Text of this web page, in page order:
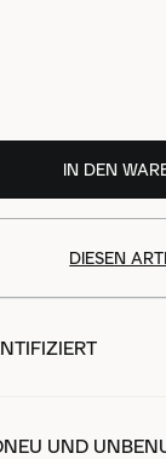
IN DEN
DIESEN
UND